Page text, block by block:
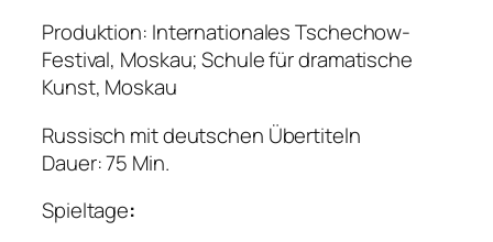
Produktion: Internationales Tschechow-
Festival, Moskau; Schule für dramatische
Kunst, Moskau
Russisch mit deutschen Übertiteln
Dauer: 75 Min.
Spieltage: